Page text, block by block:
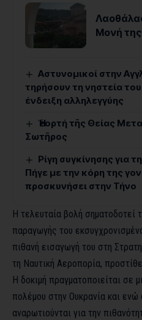
Μονή
Αστυνομικοί στην
τηρήσουν τη νηστεία
ένδειξη αλληλεγγύης
Ἡ ἑορτή τῆς Θείας
Σωτῆρος
Ρίγη συγκίνησης για
Πήγε με την κόρη της
προσκυνήσει στην Τήνο
Η τελευταία βολή σηματοδοτεί
παραγωγής του
πιθανή εισαγωγή του στη
τη Ναυτική Αεροπορία,
Η δοκιμή πραγματοποιείται σε
πολέμου στην Ουκρανία και ενώ
αναρωτιούνται για την